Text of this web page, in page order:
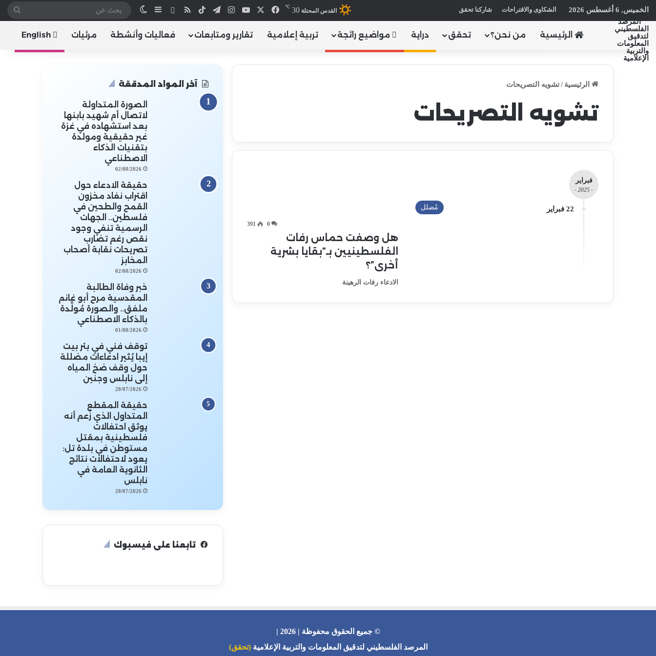
الخميس, 6 أغسطس 2026 الشكاوى والاقتراحات شاركنا تحقق القدس المحتلة 30
℃ فيسبوك يوتيوبانستقرام
تيلقرام‫TikTokملخص الموقع RSS
هاتف إضافة عمود جانبي
الوضع المظلم
الرئيسية من نحن؟ تحقق دراية مواضيع رائجة تربية إعلامية تقارير ومتابعات فعاليات وأنشطة مرئيات
الرئيسية /تشويه التصريحات
تشويه التصريحات
فبراير
- 2025 -
22 فبراير مُضلل
0
391
هل وصفت حماس رفات
الفلسطينيين بـ”بقايا بشرية
أخرى”؟
الادعاء رفات الرهينة
آخر المواد المدققة
الصورة المتداولة
لاتصال أم شهيد بابنها
بعد استشهاده في غزة
غير حقيقية ومولدة
بتقنيات الذكاء
الاصطناعي
02/08/2026
حقيقة الادعاء حول
اقتراب نفاد مخزون
القمح والطحين في
فلسطين.. الجهات
الرسمية تنفي وجود
نقص رغم تضارب
تصريحات نقابة أصحاب
المخابز
02/08/2026
خبر وفاة الطالبة
المقدسية مرح أبو غانم
ملفق.. والصورة مُولَّدة
بالذكاء الاصطناعي
01/08/2026
توقف فني في بئر بيت
إيبا يُثير ادعاءات مضللة
حول وقف ضخ المياه
إلى نابلس وجنين
28/07/2026
حقيقة المقطع
المتداول الذي زُعم أنه
يوثق احتفالات
فلسطينية بمقتل
مستوطن في بلدة تل:
يعود لاحتفالات نتائج
الثانوية العامة في
نابلس
28/07/2026
تابعنا على فيسبوك
© جميع الحقوق محفوظة | 2026 |
المرصد الفلسطيني لتدقيق المعلومات والتربية الإعلامية(تحقق)